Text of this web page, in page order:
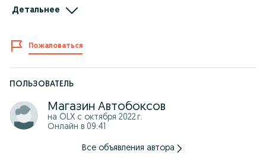
Режим работы: ПН-ВС: 09:00 до 18:00
№9
Доставка: Бесплатная доставка по Уральску от 35 000 тн.
удобными для Вас транспортными компаниями после 100%
Оплата: KASPI рассрочка, Kaspi кредит, наличными, онлайн
оплата картой, по безналу для юр. лиц (без НДС), перевод на
карту KASPI, HALYK
ШОУ-РУМ: более 15 моделей боксов в выставочном зале.
Бесплатная примерка автобоксов на автомобиль
Детальнее
Пожаловаться
ПОЛЬЗОВАТЕЛЬ
Магазин Автобоксов
на OLX с октября 2022 г.
Онлайн в 09:41
Все объявления автора